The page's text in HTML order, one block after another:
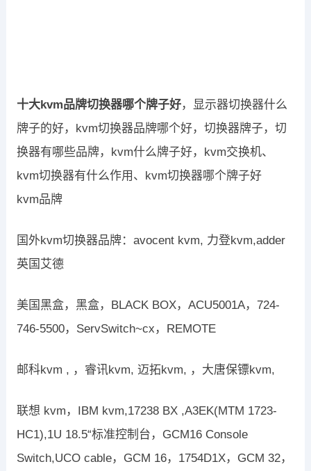
十大kvm品牌切换器哪个牌子好，显示器切换器什么
牌子的好，kvm切换器品牌哪个好，切换器牌子，切
换器有哪些品牌，kvm什么牌子好，kvm交换机、
kvm切换器有什么作用、kvm切换器哪个牌子好
kvm品牌
国外kvm切换器品牌：avocent kvm, 力登kvm,adder
英国艾德
美国黑盒，黑盒，BLACK BOX，ACU5001A，724-
746-5500，ServSwitch~cx，REMOTE
邮科kvm , ，睿讯kvm, 迈拓kvm, ，大唐保镖kvm,
联想 kvm，IBM kvm,17238 BX ,A3EK(MTM 1723-
HC1),1U 18.5“标准控制台，GCM16 Console
Switch,UCO cable，GCM 16，1754D1X，GCM 32，